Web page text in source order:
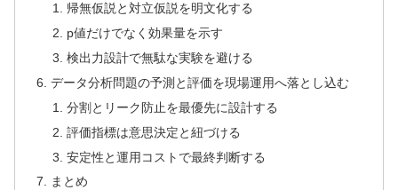
帰無仮説と対立仮説を明文化する
p値だけでなく効果量を示す
検出力設計で無駄な実験を避ける
データ分析問題の予測と評価を現場運用へ落とし込む
分割とリーク防止を最優先に設計する
評価指標は意思決定と紐づける
安定性と運用コストで最終判断する
まとめ